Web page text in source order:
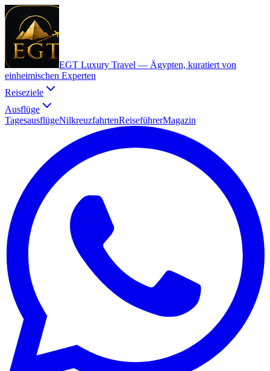
EGT Luxury Travel — Ägypten, kuratiert von
einheimischen Experten
Reiseziele
Ausflüge
TagesausflügeNilkreuzfahrtenReiseführerMagazin